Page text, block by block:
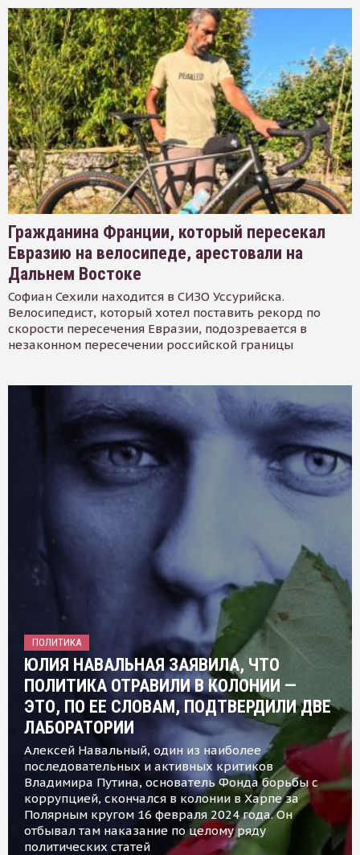
Гражданина Франции, который пересекал
Евразию на велосипеде, арестовали на
Дальнем Востоке
Софиан Сехили находится в СИЗО Уссурийска.
Велосипедист, который хотел поставить рекорд по
скорости пересечения Евразии, подозревается в
незаконном пересечении российской границы
ПОЛИТИКА
ЮЛИЯ НАВАЛЬНАЯ ЗАЯВИЛА, ЧТО
ПОЛИТИКА ОТРАВИЛИ В КОЛОНИИ —
ЭТО, ПО ЕЕ СЛОВАМ, ПОДТВЕРДИЛИ ДВЕ
ЛАБОРАТОРИИ
Алексей Навальный, один из наиболее
последовательных и активных критиков
Владимира Путина, основатель Фонда борьбы с
коррупцией, скончался в колонии в Харпе за
Полярным кругом 16 февраля 2024 года. Он
отбывал там наказание по целому ряду
политических статей